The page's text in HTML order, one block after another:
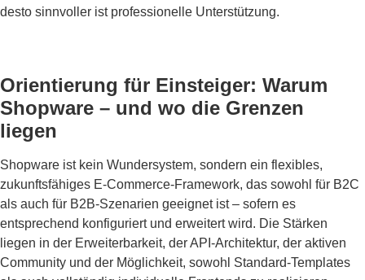
desto sinnvoller ist professionelle Unterstützung.
Orientierung für Einsteiger: Warum
Shopware – und wo die Grenzen
liegen
Shopware ist kein Wundersystem, sondern ein flexibles,
zukunftsfähiges E-Commerce-Framework, das sowohl für B2C
als auch für B2B-Szenarien geeignet ist – sofern es
entsprechend konfiguriert und erweitert wird. Die Stärken
liegen in der Erweiterbarkeit, der API-Architektur, der aktiven
Community und der Möglichkeit, sowohl Standard-Templates